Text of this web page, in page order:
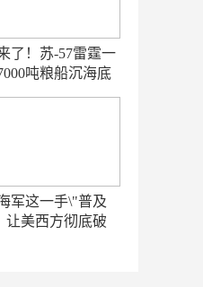
了！苏-57雷霆一
吨粮船沉海底
军这一手\"普及
让美西方彻底破